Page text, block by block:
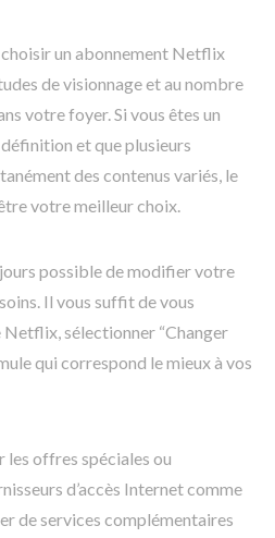
un abonnement Netflix
de visionnage et au nombre
votre foyer. Si vous êtes un
et que plusieurs
des contenus variés, le
votre meilleur choix.
possible de modifier votre
Il vous suffit de vous
sélectionner “Changer
qui correspond le mieux à vos
les offres spéciales ou
d’accès Internet comme
de services complémentaires